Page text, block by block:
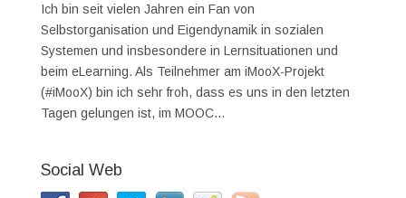
Ich bin seit vielen Jahren ein Fan von
Selbstorganisation und Eigendynamik in sozialen
Systemen und insbesondere in Lernsituationen und
beim eLearning. Als Teilnehmer am iMooX-Projekt
(#iMooX) bin ich sehr froh, dass es uns in den letzten
Tagen gelungen ist, im MOOC...
Social Web